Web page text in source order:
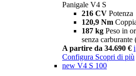
Panigale V4 S
216 CV Potenza
120,9 Nm
187 kg Peso in
senza carburante
A partire da 34.690 € i
Configura Scopri di più
new V4 S 100